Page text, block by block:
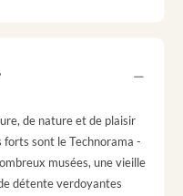
de nature et de plaisir
sont le Technorama -
musées, une vieille
détente verdoyantes